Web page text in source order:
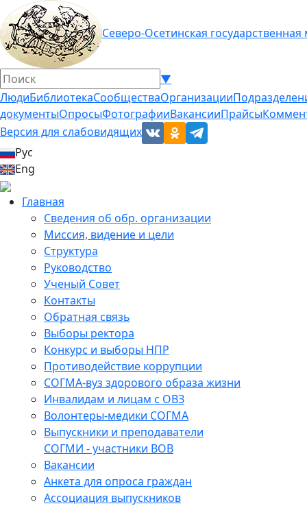
Северо-Осетинская
▼
ЛюдиБиблиотекаСообществаОрганизации
документыОпросыФотографииВакансииПрайсы
Версия для слабовидящих
Рус
Eng
Главная
Сведения об обр. организации
Миссия, видение и цели
Структура
Руководство
Ученый Совет
Контакты
Обратная связь
Выборы ректора
Конкурс и выборы НПР
Противодействие коррупции
СОГМА-вуз здорового образа жизни
Инвалидам и лицам с ОВЗ
Волонтеры-медики СОГМА
Выпускники и преподаватели
СОГМИ - участники ВОВ
Вакансии
Анкета для опроса граждан
Ассоциация выпускников